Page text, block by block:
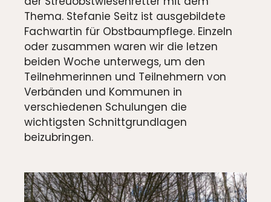
Thema. Stefanie Seitz ist ausgebildete
Fachwartin für Obstbaumpflege. Einzeln
oder zusammen waren wir die letzen
beiden Woche unterwegs, um den
Teilnehmerinnen und Teilnehmern von
Verbänden und Kommunen in
verschiedenen Schulungen die
wichtigsten Schnittgrundlagen
beizubringen.